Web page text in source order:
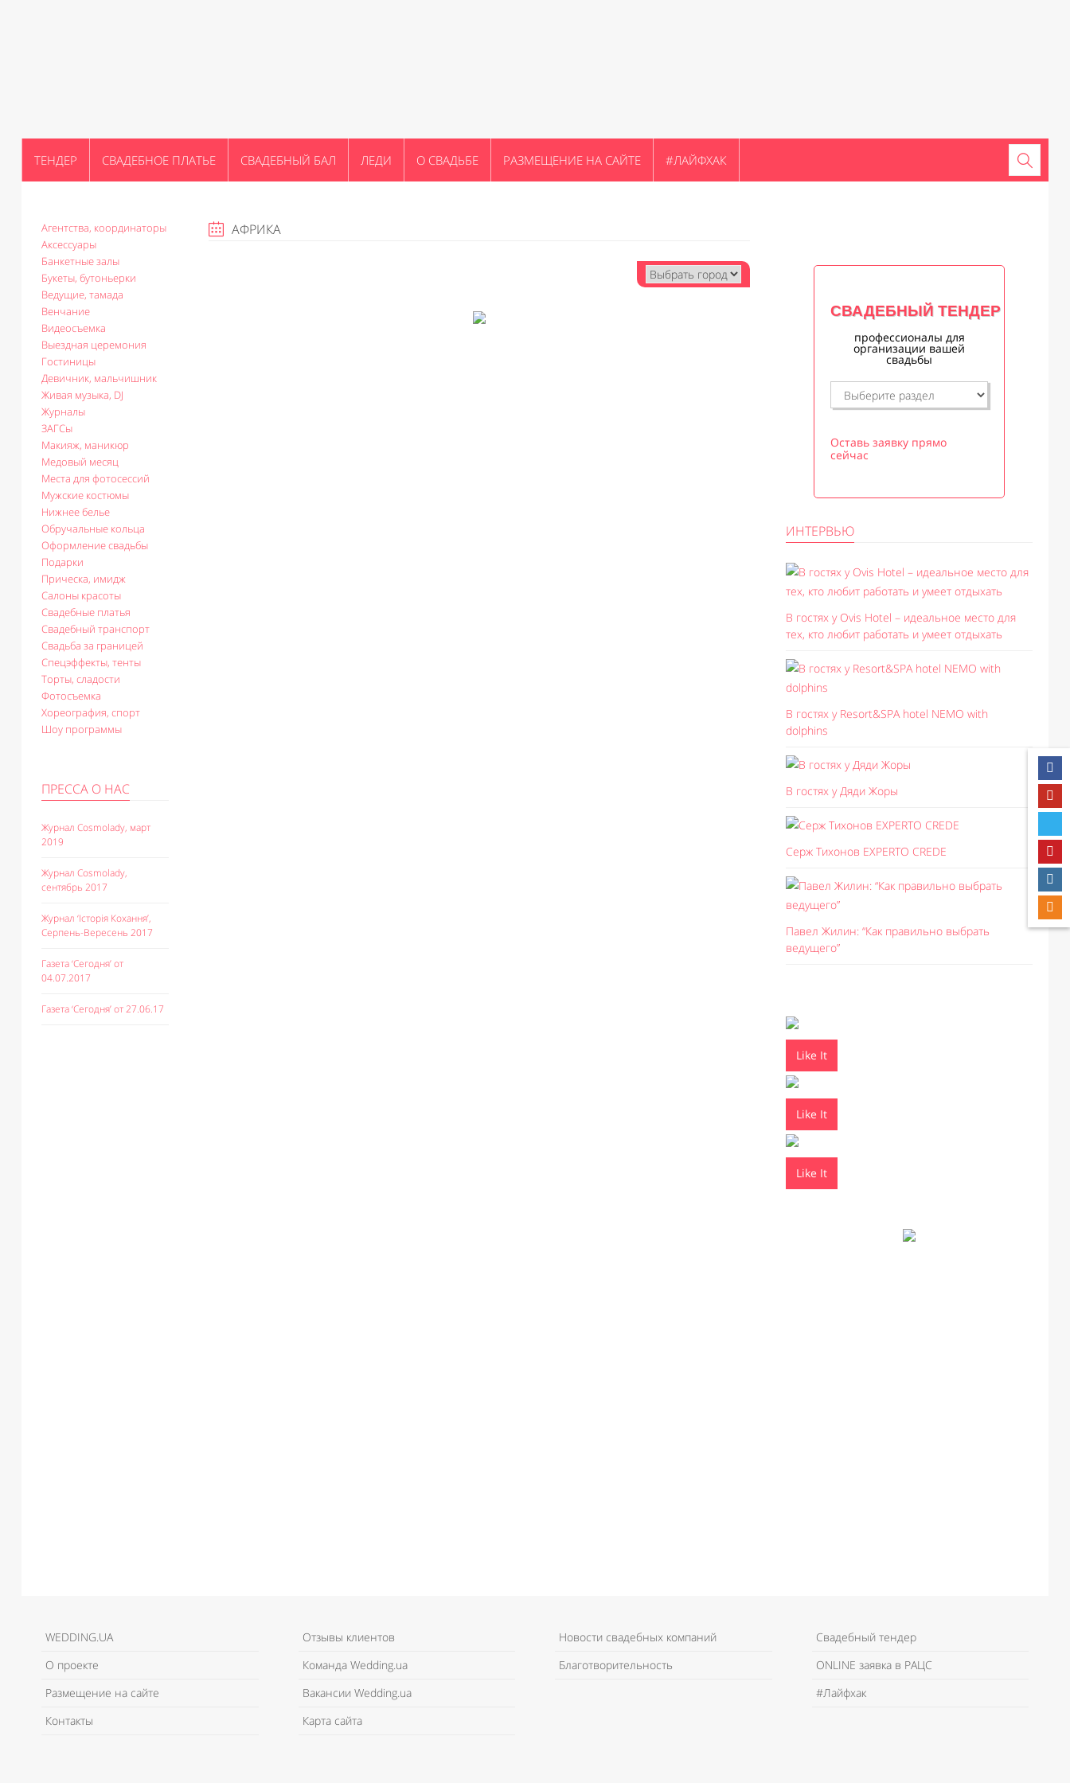
ТЕНДЕР СВАДЕБНОЕ ПЛАТЬЕ СВАДЕБНЫЙ БАЛ ЛЕДИ О СВАДЬБЕ РАЗМЕЩЕНИЕ НА САЙТЕ #ЛАЙФХАК
Агентства, координаторы
Аксессуары
Банкетные залы
Букеты, бутоньерки
Ведущие, тамада
Венчание
Видеосъемка
Выездная церемония
Гостиницы
Девичник, мальчишник
Живая музыка, DJ
Журналы
ЗАГСы
Макияж, маникюр
Медовый месяц
Места для фотосессий
Мужские костюмы
Нижнее белье
Обручальные кольца
Оформление свадьбы
Подарки
Прическа, имидж
Салоны красоты
Свадебные платья
Свадебный транспорт
Свадьба за границей
Спецэффекты, тенты
Торты, сладости
Фотосъемка
Хореография, спорт
Шоу программы
ПРЕССА О НАС
Журнал Cosmolady, март
2019
Журнал Cosmolady,
сентябрь 2017
Журнал ‘Історія Кохання’,
Серпень-Вересень 2017
Газета ‘Сегодня’ от
04.07.2017
Газета ‘Сегодня’ от 27.06.17
АФРИКА
СВАДЕБНЫЙ ТЕНДЕР
профессионалы для
организации вашей
свадьбы
Оставь заявку прямо
сейчас
ИНТЕРВЬЮ
В гостях у Ovis Hotel – идеальное место для
тех, кто любит работать и умеет отдыхать
В гостях у Resort&SPA hotel NEMO with
dolphins
В гостях у Дяди Жоры
Серж Тихонов EXPERTO CREDE
Павел Жилин: “Как правильно выбрать
ведущего”
Like It
Like It
Like It
WEDDING.UA
О проекте
Размещение на сайте
Контакты
Отзывы клиентов
Команда Wedding.ua
Вакансии Wedding.ua
Карта сайта
Новости свадебных компаний
Благотворительность
Свадебный тендер
ONLINE заявка в РАЦС
#Лайфхак